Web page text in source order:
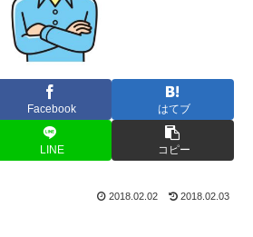
Facebook はてブ
LINE コピー
2018.02.02 2018.02.03